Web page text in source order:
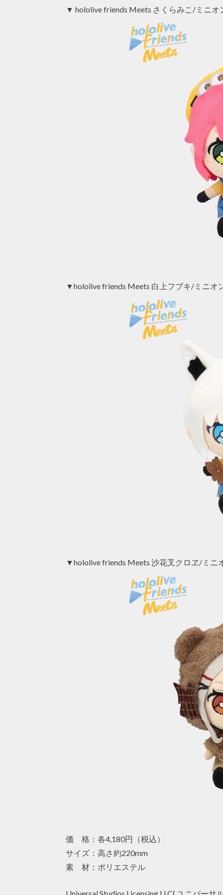
▼ hololive friends Meets さくらみこ/ミニオ
▼hololive friends Meets 白上フブキ/ミニオ
▼hololive friends Meets 沙花叉クロヱ/ミニ
価 格：各4,180円（税込）
サイズ：高さ約220mm
素 材：ポリエステル